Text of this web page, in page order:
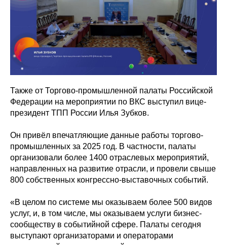
Также от Торгово-промышленной палаты Российской
Федерации на мероприятии по ВКС выступил вице-
президент ТПП России Илья Зубков.
Он привёл впечатляющие данные работы торгово-
промышленных за 2025 год. В частности, палаты
организовали более 1400 отраслевых мероприятий,
направленных на развитие отрасли, и провели свыше
800 собственных конгрессно-выставочных событий.
«В целом по системе мы оказываем более 500 видов
услуг, и, в том числе, мы оказываем услуги бизнес-
сообществу в событийной сфере. Палаты сегодня
выступают организаторами и операторами